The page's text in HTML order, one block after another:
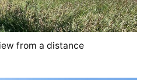
from a distance